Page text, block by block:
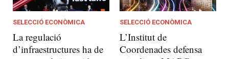
SELECCIÓ ECONÒMICA
La regulació
d’infraestructures ha de
SELECCIÓ ECONÒMICA
L’Institut de
Coordenades defensa